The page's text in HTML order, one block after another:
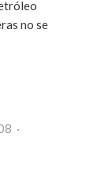
no se
en noviembre 24, 2008 ·